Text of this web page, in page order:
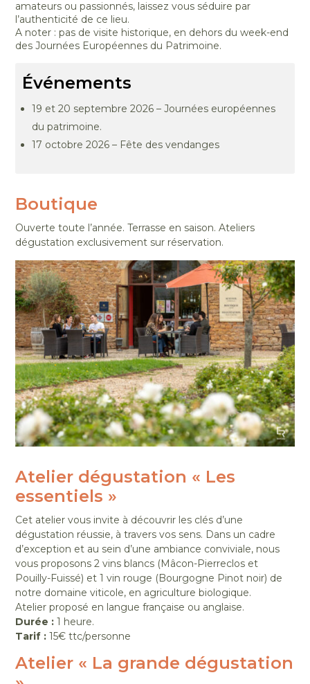
amateurs ou passionnés, laissez vous séduire par
l’authenticité de ce lieu.
A noter : pas de visite historique, en dehors du week-end
des Journées Européennes du Patrimoine.
Événements
19 et 20 septembre 2026 – Journées européennes
du patrimoine.
17 octobre 2026 – Fête des vendanges
Boutique
Ouverte toute l’année. Terrasse en saison. Ateliers
dégustation exclusivement sur réservation.
Atelier dégustation « Les
essentiels »
Cet atelier vous invite à découvrir les clés d’une
dégustation réussie, à travers vos sens. Dans un cadre
d’exception et au sein d’une ambiance conviviale, nous
vous proposons 2 vins blancs (Mâcon-Pierreclos et
Pouilly-Fuissé) et 1 vin rouge (Bourgogne Pinot noir) de
notre domaine viticole, en agriculture biologique.
Atelier proposé en langue française ou anglaise.
Durée : 1 heure.
Tarif : 15€ ttc/personne
Atelier « La grande dégustation